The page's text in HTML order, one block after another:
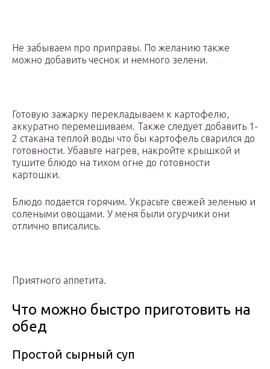
Не забываем про приправы. По желанию также
можно добавить чеснок и немного зелени.
Готовую зажарку перекладываем к картофелю,
аккуратно перемешиваем. Также следует добавить 1-
2 стакана теплой воды что бы картофель сварился до
готовности. Убавьте нагрев, накройте крышкой и
тушите блюдо на тихом огне до готовности
картошки.
Блюдо подается горячим. Украсьте свежей зеленью и
солеными овощами. У меня были огурчики они
отлично вписались.
Приятного аппетита.
Что можно быстро приготовить на
обед
Простой сырный суп